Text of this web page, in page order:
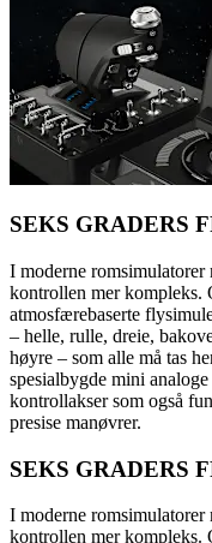
SEKS GRADERS
I moderne
kontrollen mer kompleks.
atmosfærebaserte
– helle, rulle, dreie,
høyre – som alle må tas
spesialbygde mini
kontrollakser som også
presise manøvrer.
SEKS GRADERS
I moderne
kontrollen mer kompleks.